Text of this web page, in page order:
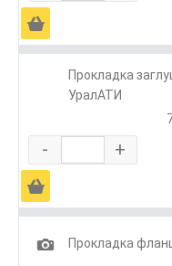
Ä
Прокладка
УралАТИ
- +
Ä
1
Прокладка